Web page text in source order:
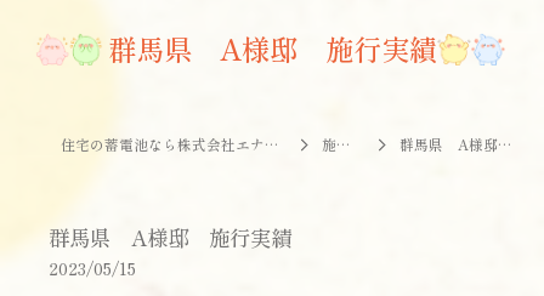
群馬県 A様邸 施行実績
住宅の蓄電池なら株式会社エナジークオリティー 施工事例 群馬県 A様邸 施行実績
群馬県 A様邸 施行実績
2023/05/15